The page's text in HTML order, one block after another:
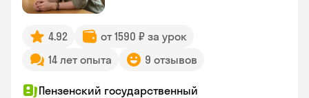
4.92
от 1590 ₽ за урок
14 лет опыта
9 отзывов
Пензенский государственный